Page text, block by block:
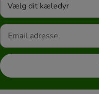
Vælg dit kæledyr